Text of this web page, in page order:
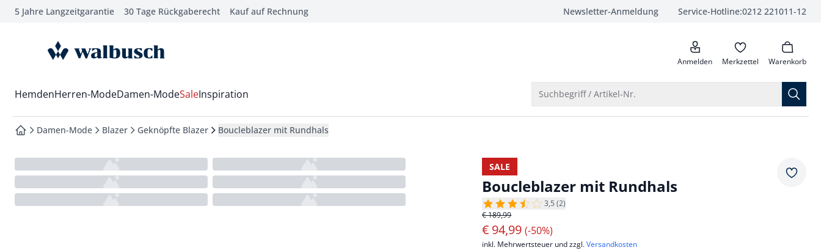
springen
springen
springen
5 Jahre Langzeitgarantie 30 Tage Rückgaberecht Kauf auf Rechnung Newsletter-Anmeldung Service-Hotline:0212 221011-12
anrufen
zur Startseite Anmelden Merkzettel Warenkorb
Wechsel in das Menü mit Pfeil-Runter Taste
HemdenHerren-ModeDamen-ModeSaleInspiration Suchbegriff / Artikel-Nr.
zur Startseite
Damen-Mode Blazer Geknöpfte Blazer Boucleblazer mit Rundhals
SALE
Boucleblazer mit Rundhals
3,5 (2)
€ 189,99
€ 94,99(-50%)
inkl. Mehrwertsteuer und zzgl.Versandkosten